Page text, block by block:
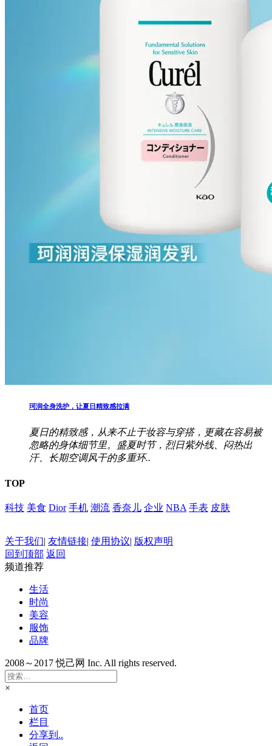
珂润全身洗护，让夏日精致感拉满
夏日的精致感，从来不止于妆容与穿搭，更藏在容易被
忽略的身体细节里。盛夏时节，烈日紫外线、闷热出
汗、长期空调风干的多重环..
TOP
科技 美食 Dior 手机 潮流 香奈儿 企业 NBA 手表 皮肤
关于我们| 友情链接| 使用协议| 版权声明
回到顶部 返回
频道推荐
生活
时尚
美容
服饰
品牌
2008～2017 悦己网 Inc. All rights reserved.
×
首页
栏目
分享到..